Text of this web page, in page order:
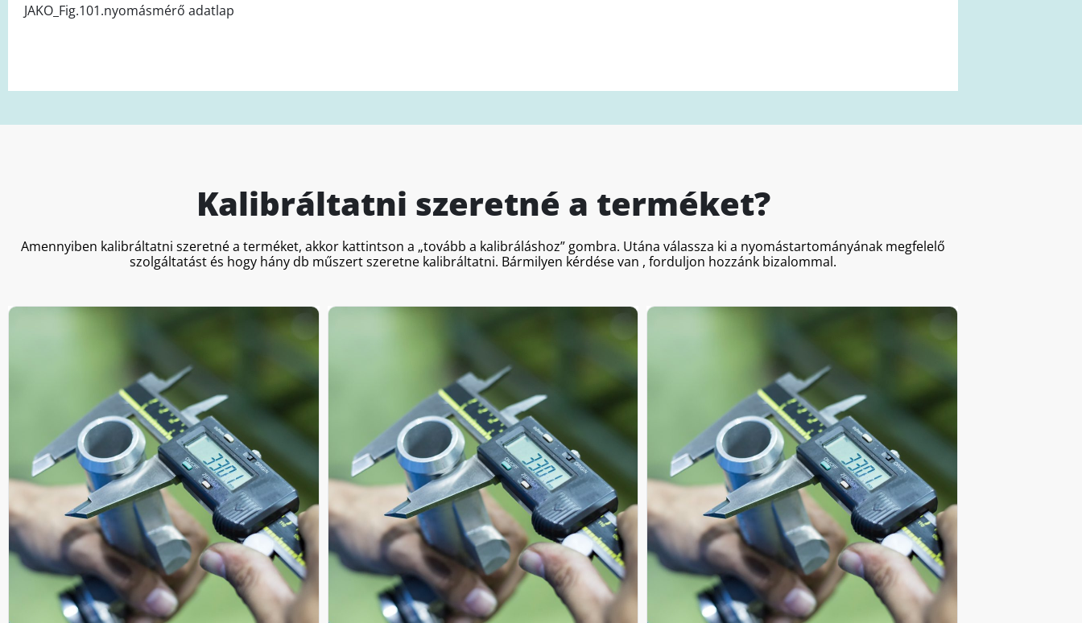
JAKO_Fig.101.nyomásmérő adatlap
Kalibráltatni szeretné a terméket?
Amennyiben kalibráltatni szeretné a terméket, akkor kattintson a „tovább a kalibráláshoz” gombra. Utána válassza ki a nyomástartományának megfelelő
szolgáltatást és hogy hány db műszert szeretne kalibráltatni. Bármilyen kérdése van , forduljon hozzánk bizalommal.